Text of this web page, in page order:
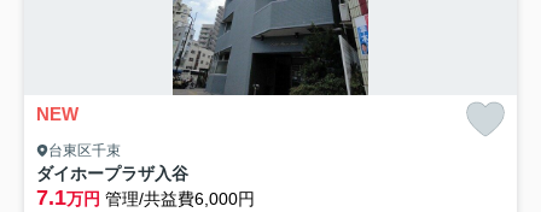
NEW
台東区千束
ダイホープラザ入谷
7.1万円 管理/共益費6,000円